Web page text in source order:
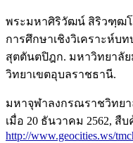
พระมหาศิริวัฒน์ สิริวฑฺฒโ
การศึกษาเชิงวิเคราะห์บ
สุตตันตปิฎก. มหาวิทยาลั
วิทยาเขตอุบลราชธานี.
มหาจุฬาลงกรณราชวิทยา
เมื่อ 20 ธันวาคม 2562, สื
http://www.geocities.ws/